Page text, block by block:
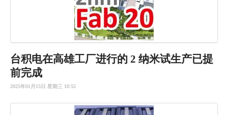
台积电在高雄工厂进行的 2 纳米试生产已提
前完成
2025年01月15日 星期三 10:55